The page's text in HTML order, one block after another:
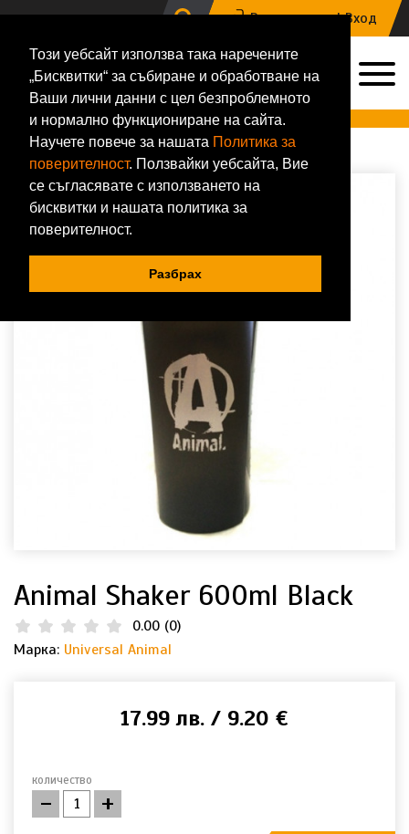
Този уебсайт използва така наречените
„Бисквитки“ за събиране и обработване на
Ваши лични данни с цел безпроблемното
и нормално функциониране на сайта.
Научете повече за нашата Политика за
поверителност. Ползвайки уебсайта, Вие
се съгласявате с използването на
бисквитки и нашата политика за
поверителност.
Разбрах
Регистрация | Вход
0884 133 648
Онлайн магазин за хранителни добавки и фитнес аксесоари
Начало Аксесоари Шейкъри Universal Animal
Animal Shaker 600ml Black
Animal Shaker 600ml Black
0.00 (0)
Марка: Universal Animal
17.99 лв. / 9.20 €
количество
- +